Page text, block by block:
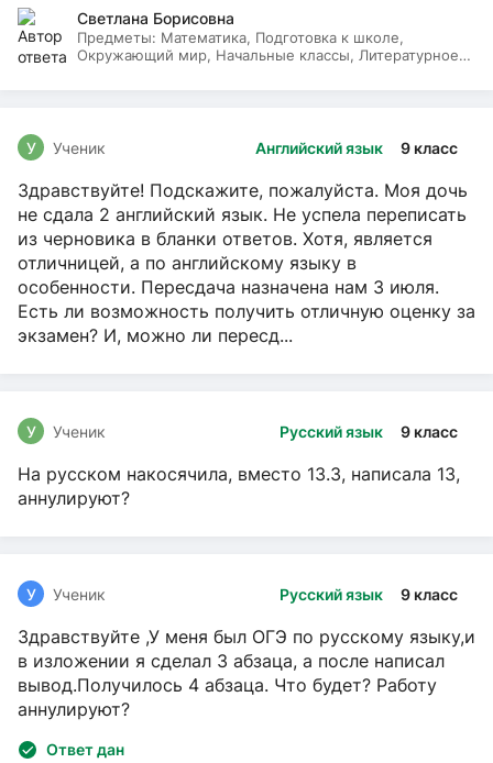
Светлана Борисовна
Предметы: Математика, Подготовка к школе,
Окружающий мир, Начальные классы, Литературное
Английский язык 9 класс
У Ученик
Здравствуйте! Подскажите, пожалуйста. Моя дочь
не сдала 2 английский язык. Не успела переписать
из черновика в бланки ответов. Хотя, является
отличницей, а по английскому языку в
особенности. Пересдача назначена нам 3 июля.
Есть ли возможность получить отличную оценку за
экзамен? И, можно ли пересд...
Русский язык 9 класс
У Ученик
На русском накосячила, вместо 13.3, написала 13,
аннулируют?
Русский язык 9 класс
У Ученик
Здравствуйте ,У меня был ОГЭ по русскому языку,и
в изложении я сделал 3 абзаца, а после написал
вывод.Получилось 4 абзаца. Что будет? Работу
аннулируют?
Ответ дан